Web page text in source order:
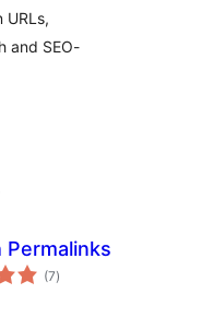
URLs,
and SEO-
Permalinks
(7कुल
दर)